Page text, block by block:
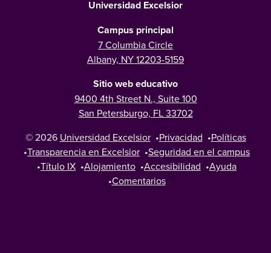
Universidad Excelsior
Campus principal
7 Columbia Circle
Albany, NY 12203-5159
Sitio web educativo
9400 4th Street N., Suite 100
San Petersburgo, FL 33702
© 2026 Universidad Excelsior •Privacidad •Políticas
•Transparencia en Excelsior •Seguridad en el campus
•Título IX •Alojamiento •Accesibilidad •Ayuda
•Comentarios